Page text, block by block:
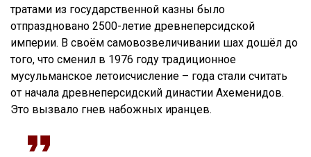
тратами из государственной казны было
отпраздновано 2500-летие древнеперсидской
империи. В своём самовозвеличивании шах дошёл до
того, что сменил в 1976 году традиционное
мусульманское летоисчисление – года стали считать
от начала древнеперсидский династии Ахеменидов.
Это вызвало гнев набожных иранцев.